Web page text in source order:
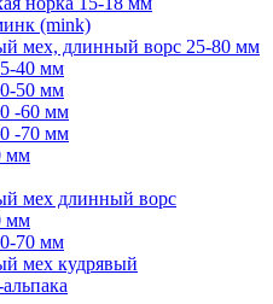
(mink)
мех, длинный ворс 25-80 мм
40 мм
50 мм
-60 мм
-70 мм
мм
мех длинный ворс
мм
70 мм
мех кудрявый